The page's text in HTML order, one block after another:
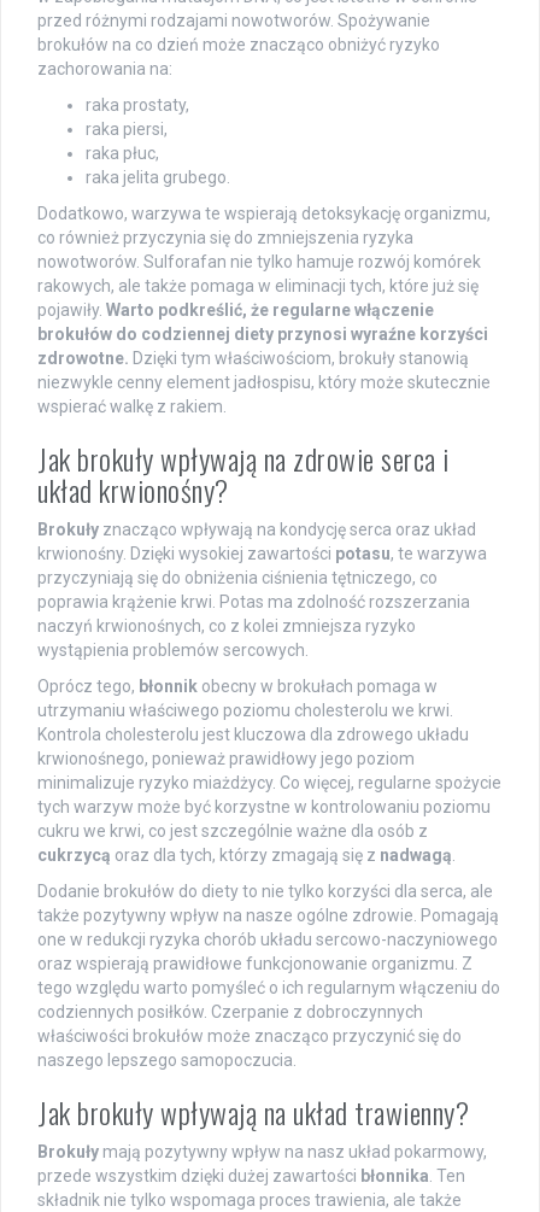
przed różnymi rodzajami nowotworów. Spożywanie
brokułów na co dzień może znacząco obniżyć ryzyko
zachorowania na:
raka prostaty,
raka piersi,
raka płuc,
raka jelita grubego.
Dodatkowo, warzywa te wspierają detoksykację organizmu,
co również przyczynia się do zmniejszenia ryzyka
nowotworów. Sulforafan nie tylko hamuje rozwój komórek
rakowych, ale także pomaga w eliminacji tych, które już się
pojawiły. Warto podkreślić, że regularne włączenie
brokułów do codziennej diety przynosi wyraźne korzyści
zdrowotne. Dzięki tym właściwościom, brokuły stanowią
niezwykle cenny element jadłospisu, który może skutecznie
wspierać walkę z rakiem.
Jak brokuły wpływają na zdrowie serca i
układ krwionośny?
Brokuły znacząco wpływają na kondycję serca oraz układ
krwionośny. Dzięki wysokiej zawartości potasu, te warzywa
przyczyniają się do obniżenia ciśnienia tętniczego, co
poprawia krążenie krwi. Potas ma zdolność rozszerzania
naczyń krwionośnych, co z kolei zmniejsza ryzyko
wystąpienia problemów sercowych.
Oprócz tego, błonnik obecny w brokułach pomaga w
utrzymaniu właściwego poziomu cholesterolu we krwi.
Kontrola cholesterolu jest kluczowa dla zdrowego układu
krwionośnego, ponieważ prawidłowy jego poziom
minimalizuje ryzyko miażdżycy. Co więcej, regularne spożycie
tych warzyw może być korzystne w kontrolowaniu poziomu
cukru we krwi, co jest szczególnie ważne dla osób z
cukrzycą oraz dla tych, którzy zmagają się z nadwagą.
Dodanie brokułów do diety to nie tylko korzyści dla serca, ale
także pozytywny wpływ na nasze ogólne zdrowie. Pomagają
one w redukcji ryzyka chorób układu sercowo-naczyniowego
oraz wspierają prawidłowe funkcjonowanie organizmu. Z
tego względu warto pomyśleć o ich regularnym włączeniu do
codziennych posiłków. Czerpanie z dobroczynnych
właściwości brokułów może znacząco przyczynić się do
naszego lepszego samopoczucia.
Jak brokuły wpływają na układ trawienny?
Brokuły mają pozytywny wpływ na nasz układ pokarmowy,
przede wszystkim dzięki dużej zawartości błonnika. Ten
składnik nie tylko wspomaga proces trawienia, ale także